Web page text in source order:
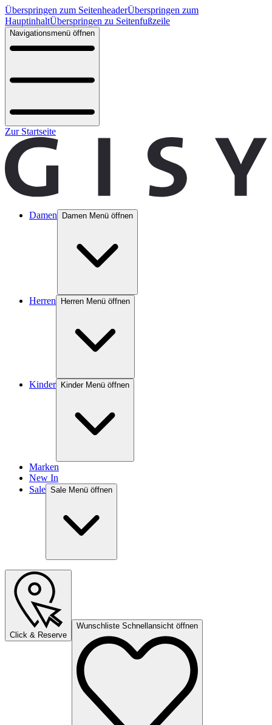
Überspringen zum SeitenheaderÜberspringen zum
HauptinhaltÜberspringen zu Seitenfußzeile
Navigationsmenü öffnen
Zur Startseite
Damen Damen Menü öffnen
Herren Herren Menü öffnen
Kinder Kinder Menü öffnen
Marken
New In
Sale Sale Menü öffnen
Click & Reserve
Wunschliste Schnellansicht öffnen